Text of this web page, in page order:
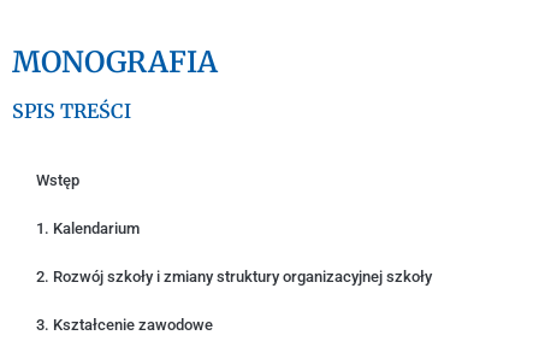
MONOGRAFIA
SPIS TREŚCI
Wstęp
1. Kalendarium
2. Rozwój szkoły i zmiany struktury organizacyjnej szkoły
3. Kształcenie zawodowe